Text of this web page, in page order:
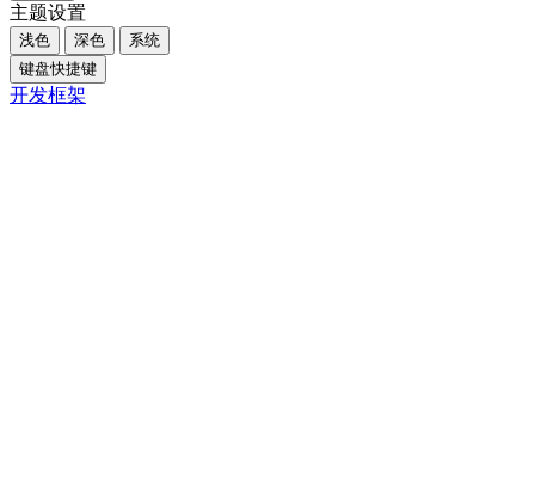
主题设置
浅色 深色
系统
键盘快捷键
开发框架